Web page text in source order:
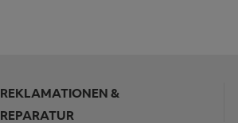
REKLAMATIONEN &
REPARATUR